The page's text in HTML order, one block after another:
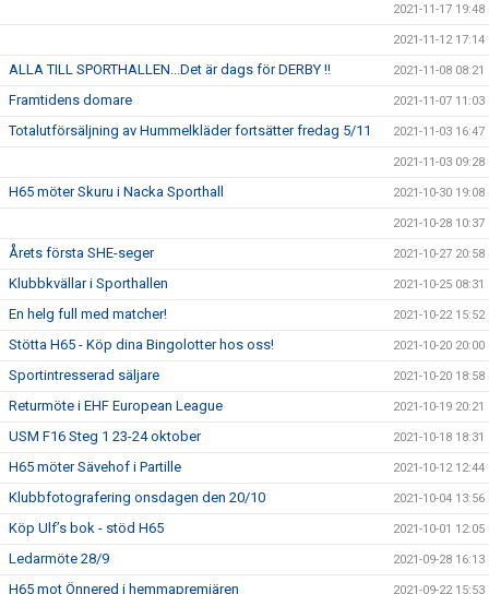
2021-11-17 19:48
2021-11-12 17:14
ALLA TILL SPORTHALLEN...Det är dags för DERBY !! 2021-11-08 08:21
Framtidens domare 2021-11-07 11:03
Totalutförsäljning av Hummelkläder fortsätter fredag 5/11 2021-11-03 16:47
2021-11-03 09:28
H65 möter Skuru i Nacka Sporthall 2021-10-30 19:08
2021-10-28 10:37
Årets första SHE-seger 2021-10-27 20:58
Klubbkvällar i Sporthallen 2021-10-25 08:31
En helg full med matcher! 2021-10-22 15:52
Stötta H65 - Köp dina Bingolotter hos oss! 2021-10-20 20:00
Sportintresserad säljare 2021-10-20 18:58
Returmöte i EHF European League 2021-10-19 20:21
USM F16 Steg 1 23-24 oktober 2021-10-18 18:31
H65 möter Sävehof i Partille 2021-10-12 12:44
Klubbfotografering onsdagen den 20/10 2021-10-04 13:56
Köp Ulf’s bok - stöd H65 2021-10-01 12:05
Ledarmöte 28/9 2021-09-28 16:13
H65 mot Önnered i hemmapremiären 2021-09-22 15:53